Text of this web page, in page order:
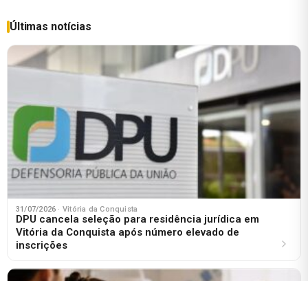
Últimas notícias
31/07/2026 · Vitória da Conquista
DPU cancela seleção para residência jurídica em
Vitória da Conquista após número elevado de
inscrições